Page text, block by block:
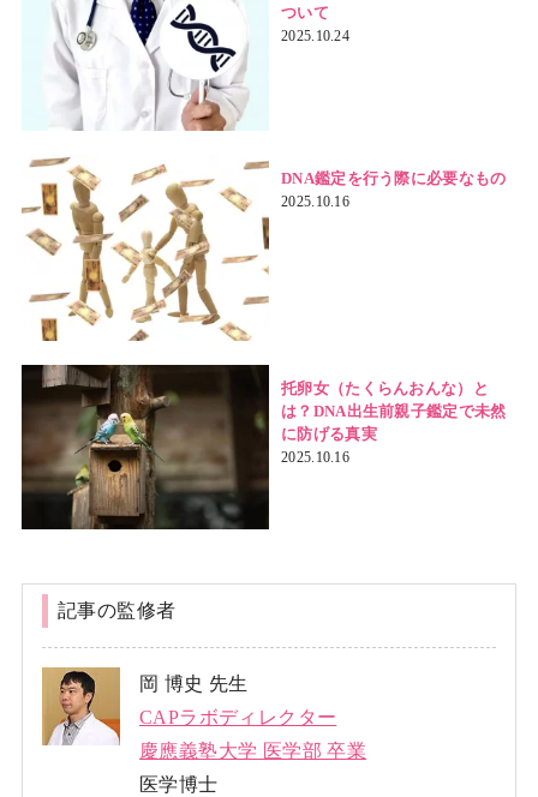
ついて
2025.10.24
DNA鑑定を行う際に必要なもの
2025.10.16
托卵女（たくらんおんな）と
は？DNA出生前親子鑑定で未然
に防げる真実
2025.10.16
記事の監修者
岡 博史 先生
CAPラボディレクター
慶應義塾大学 医学部 卒業
医学博士